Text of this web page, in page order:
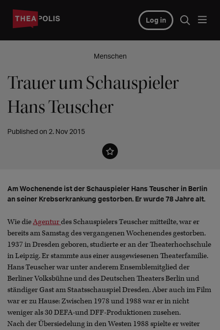
Log in
Menschen
Trauer um Schauspieler
Hans Teuscher
Published on 2. Nov 2015
Am Wochenende ist der Schauspieler Hans Teuscher in Berlin
an seiner Krebserkrankung gestorben. Er wurde 78 Jahre alt.
Wie dieAgenturdes Schauspielers Teuscher mitteilte, war er
bereits am Samstag des vergangenen Wochenendes gestorben.
1937 in Dresden geboren, studierte er an der Theaterhochschule
in Leipzig. Er stammte aus einer ausgewiesenen Theaterfamilie.
Hans Teuscher war unter anderem Ensemblemitglied der
Berliner Volksbühne und des Deutschen Theaters Berlin und
ständiger Gast am Staatsschauspiel Dresden. Aber auch im Film
war er zu Hause: Zwischen 1978 und 1988 war er in nicht
weniger als 30 DEFA-und DFF-Produktionen zusehen.
Nach der Übersiedelung in den Westen 1988 spielte er weiter